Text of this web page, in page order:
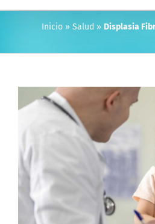
Inicio » Salud » Displasia